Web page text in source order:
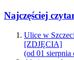
Najczęściej
Ulice w
[ZDJĘCIA]
(od 01 sierpnia